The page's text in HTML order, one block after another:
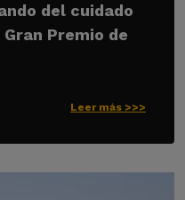
del cuidado
Premio de
Leer más >>>